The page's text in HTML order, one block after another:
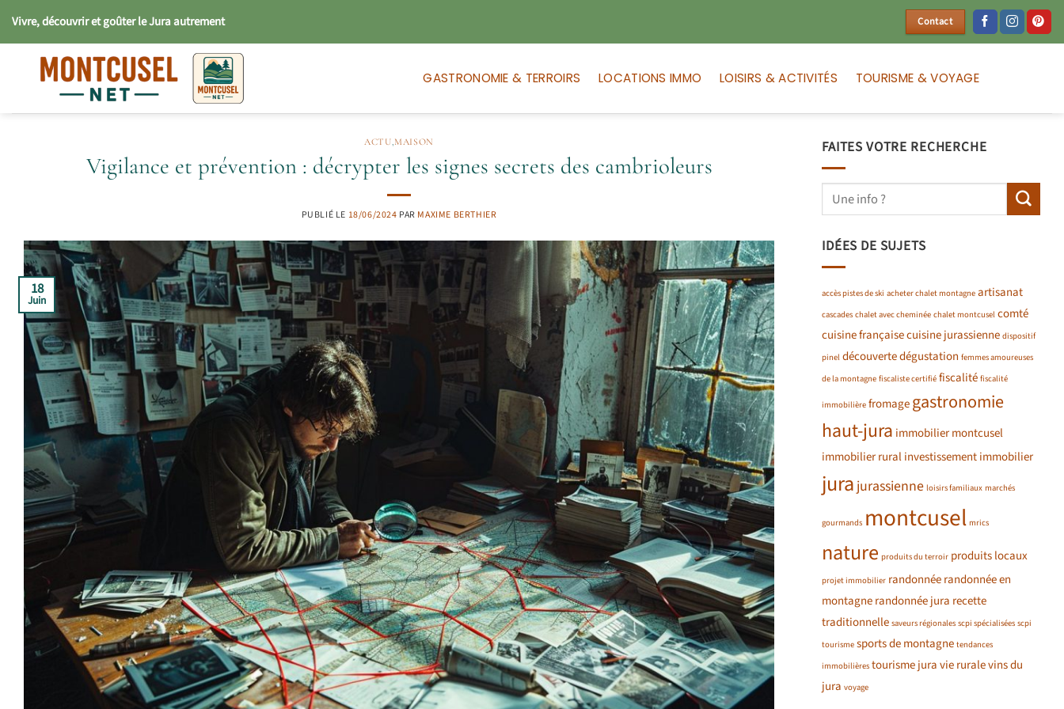
contenu
Vivre, découvrir et goûter le Jura autrement Contact
GASTRONOMIE & TERROIRS LOCATIONS IMMO LOISIRS & ACTIVITÉS TOURISME & VOYAGE
ACTU,MAISON
Vigilance et prévention : décrypter les signes secrets des cambrioleurs
PUBLIÉ LE 18/06/2024 PAR MAXIME BERTHIER
18
Juin
FAITES VOTRE RECHERCHE
IDÉES DE SUJETS
accès pistes de ski acheter chalet montagne artisanat
cascades chalet avec cheminée chalet montcusel comté
cuisine françaisecuisine jurassienne dispositif
pinel découvertedégustation femmes amoureuses
de la montagne fiscaliste certifié fiscalité fiscalité
immobilière fromagegastronomie
haut-jura immobilier montcusel
immobilier ruralinvestissement immobilier
jura jurassienne loisirs familiaux marchés
gourmands montcusel mrics
nature produits du terroir produits locaux
projet immobilier randonnéerandonnée en
montagnerandonnée jura recette
traditionnelle saveurs régionales scpi spécialisées scpi
tourisme sports de montagne tendances
immobilières tourisme juravie ruralevins du
jura voyage